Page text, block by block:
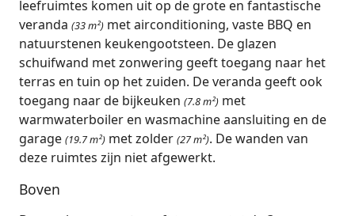
leefruimtes komen uit op de grote en fantastische
veranda (33 m²) met airconditioning, vaste BBQ en
natuurstenen keukengootsteen. De glazen
schuifwand met zonwering geeft toegang naar het
terras en tuin op het zuiden. De veranda geeft ook
toegang naar de bijkeuken (7.8 m²) met
warmwaterboiler en wasmachine aansluiting en de
garage (19.7 m²) met zolder (27 m²). De wanden van
deze ruimtes zijn niet afgewerkt.
Boven